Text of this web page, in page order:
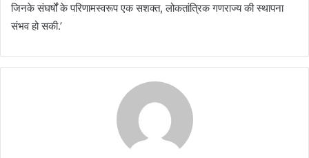
जिनके संघर्षों के परिणामस्वरूप एक सशक्त, लोकतांत्रिक गणराज्य की स्थापना
संभव हो सकी.’